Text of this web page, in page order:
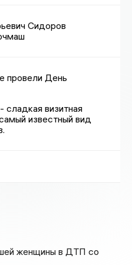
Сидоров
провели День
сладкая визитная
известный вид
женщины в ДТП со